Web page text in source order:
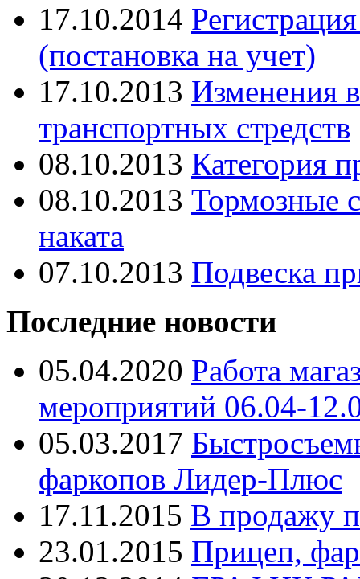
17.10.2014
(постановка на учет)
17.10.2013 Изменения
транспортных стредств
08.10.2013 Категория
08.10.2013 Тормозные
наката
07.10.2013 Подвеска
Последние новости
05.04.2020 Работа
мероприятий 06.04-
05.03.2017
фаркопов Лидер-Плюс
17.11.2015 В продажу
23.01.2015 Прицеп,